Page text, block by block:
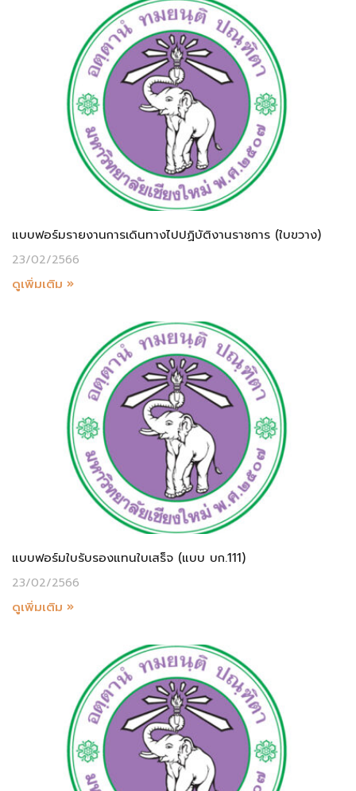
แบบฟอร์มรายงานการเดินทางไปปฏิบัติงานราชการ (ใบขวาง)
23/02/2566
ดูเพิ่มเติม »
แบบฟอร์มใบรับรองแทนใบเสร็จ (แบบ บก.111)
23/02/2566
ดูเพิ่มเติม »